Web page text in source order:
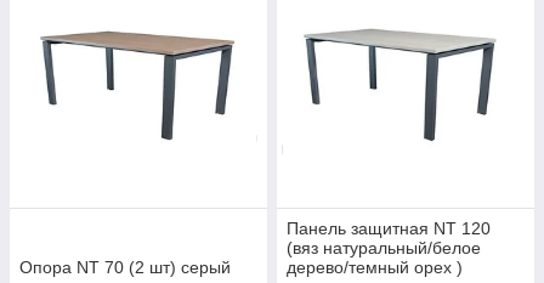
Опора NT 70 (2 шт) серый
Панель защитная NT 120
(вяз натуральный/белое
дерево/темный орех )